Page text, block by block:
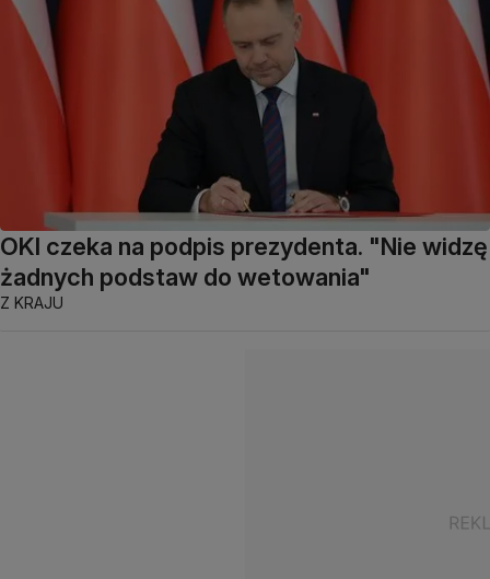
OKI czeka na podpis prezydenta. "Nie widzę
żadnych podstaw do wetowania"
Z KRAJU